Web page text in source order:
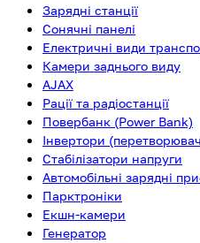
Зарядні станції
Сонячні панелі
Електричні види
Камери заднього виду
AJAX
Рації та радіостанції
Повербанк (Power Bank)
Інвертори
Стабілізатори напруги
Автомобільні зарядні
Парктроніки
Екшн-камери
Генератор